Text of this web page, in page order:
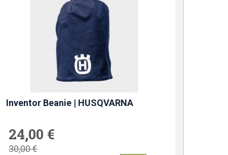
Inventor Beanie | HUSQVARNA
24,00 €
30,00 €